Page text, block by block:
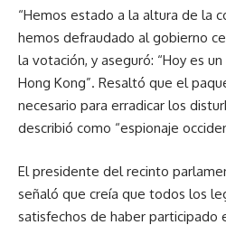
“Hemos estado a la altura de la
hemos defraudado al gobierno
la votación, y aseguró: “Hoy es
Hong Kong”. Resaltó que el
necesario para erradicar los
describió como “espionaje
El presidente del recinto
señaló que creía que todos los
satisfechos de haber participado